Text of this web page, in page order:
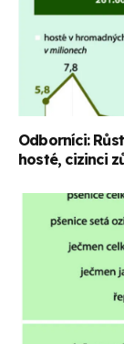
Odborníci:
hosté, cizinci